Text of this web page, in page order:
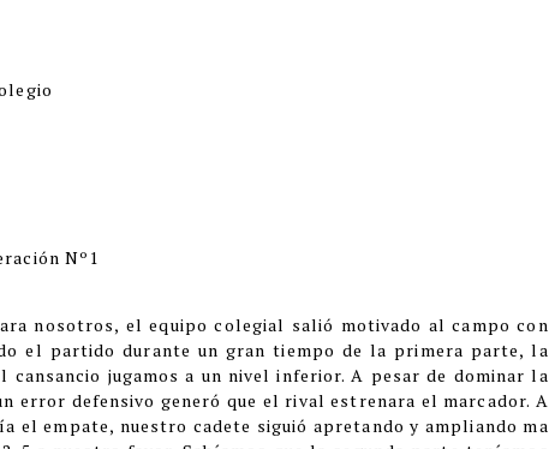
Nº1
nosotros, el equipo colegial salió motivado al campo con
el partido durante un gran tiempo de la primera parte, la
jugamos a un nivel inferior. A pesar de dominar la
error defensivo generó que el rival estrenara el marcador. A
el empate, nuestro cadete siguió apretando y ampliando ma